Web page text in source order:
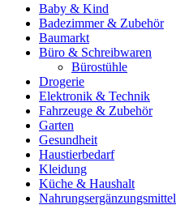
Baby & Kind
Badezimmer & Zubehör
Baumarkt
Büro & Schreibwaren
Bürostühle
Drogerie
Elektronik & Technik
Fahrzeuge & Zubehör
Garten
Gesundheit
Haustierbedarf
Kleidung
Küche & Haushalt
Nahrungsergänzungsmittel